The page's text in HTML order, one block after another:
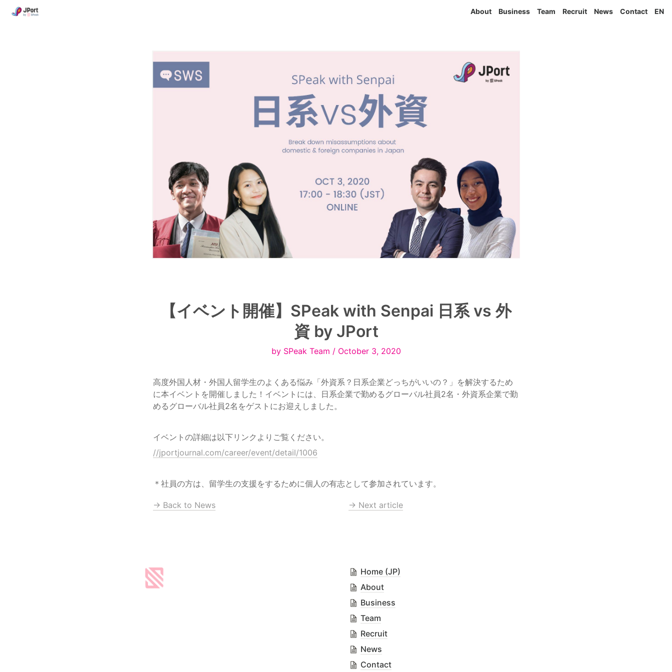
About Business Team Recruit News Contact EN
【イベント開催】SPeak with Senpai 日系 vs 外
資 by JPort
by SPeak Team / October 3, 2020
高度外国人材・外国人留学生のよくある悩み「外資系？日系企業どっちがいいの？」を解決するため
に本イベントを開催しました！イベントには、日系企業で勤めるグローバル社員2名・外資系企業で勤
めるグローバル社員2名をゲストにお迎えしました。
イベントの詳細は以下リンクよりご覧ください。
//jportjournal.com/career/event/detail/1006
＊社員の方は、留学生の支援をするために個人の有志として参加されています。
→ Back to News → Next article
Home (JP)
About
Business
Team
Recruit
News
Contact